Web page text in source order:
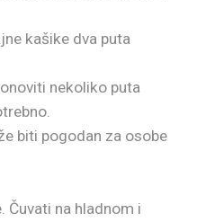
kašike dva puta
nekoliko puta
biti pogodan za osobe
Čuvati na hladnom i